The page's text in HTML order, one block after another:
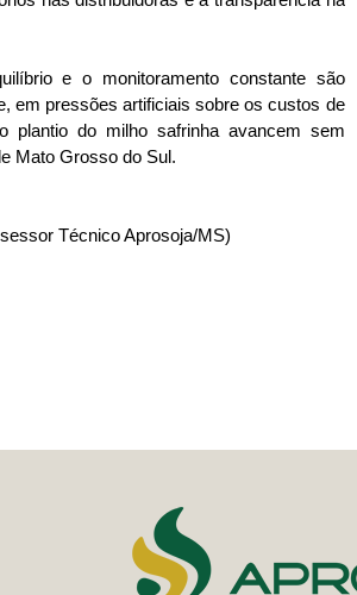
e o monitoramento constante são
em pressões artificiais sobre os custos de
plantio do milho safrinha avancem sem
Mato Grosso do Sul.
Técnico Aprosoja/MS)